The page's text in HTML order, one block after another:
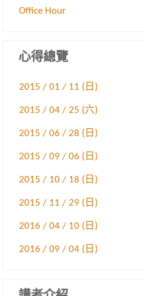
Office Hour
心得總覽
2015 / 01 / 11 (日)
2015 / 04 / 25 (六)
2015 / 06 / 28 (日)
2015 / 09 / 06 (日)
2015 / 10 / 18 (日)
2015 / 11 / 29 (日)
2016 / 04 / 10 (日)
2016 / 09 / 04 (日)